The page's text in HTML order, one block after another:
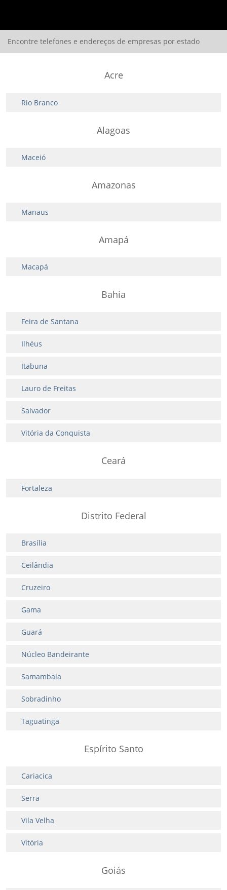
Encontre telefones e endereços de empresas por estado
Acre
Rio Branco
Alagoas
Maceió
Amazonas
Manaus
Amapá
Macapá
Bahia
Feira de Santana
Ilhéus
Itabuna
Lauro de Freitas
Salvador
Vitória da Conquista
Ceará
Fortaleza
Distrito Federal
Brasília
Ceilândia
Cruzeiro
Gama
Guará
Núcleo Bandeirante
Samambaia
Sobradinho
Taguatinga
Espírito Santo
Cariacica
Serra
Vila Velha
Vitória
Goiás